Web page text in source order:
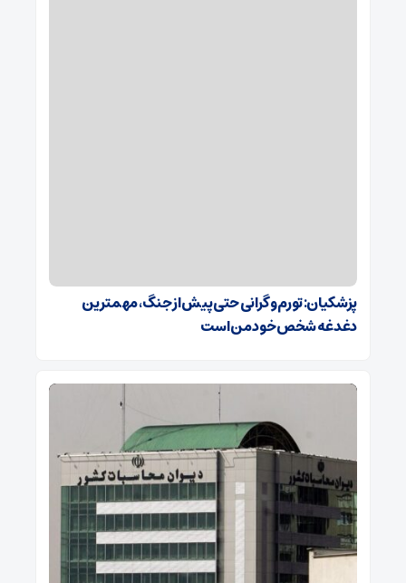
پزشکیان: تورم و گرانی حتی پیش از جنگ، مهمترین
دغدغه شخص خود من است